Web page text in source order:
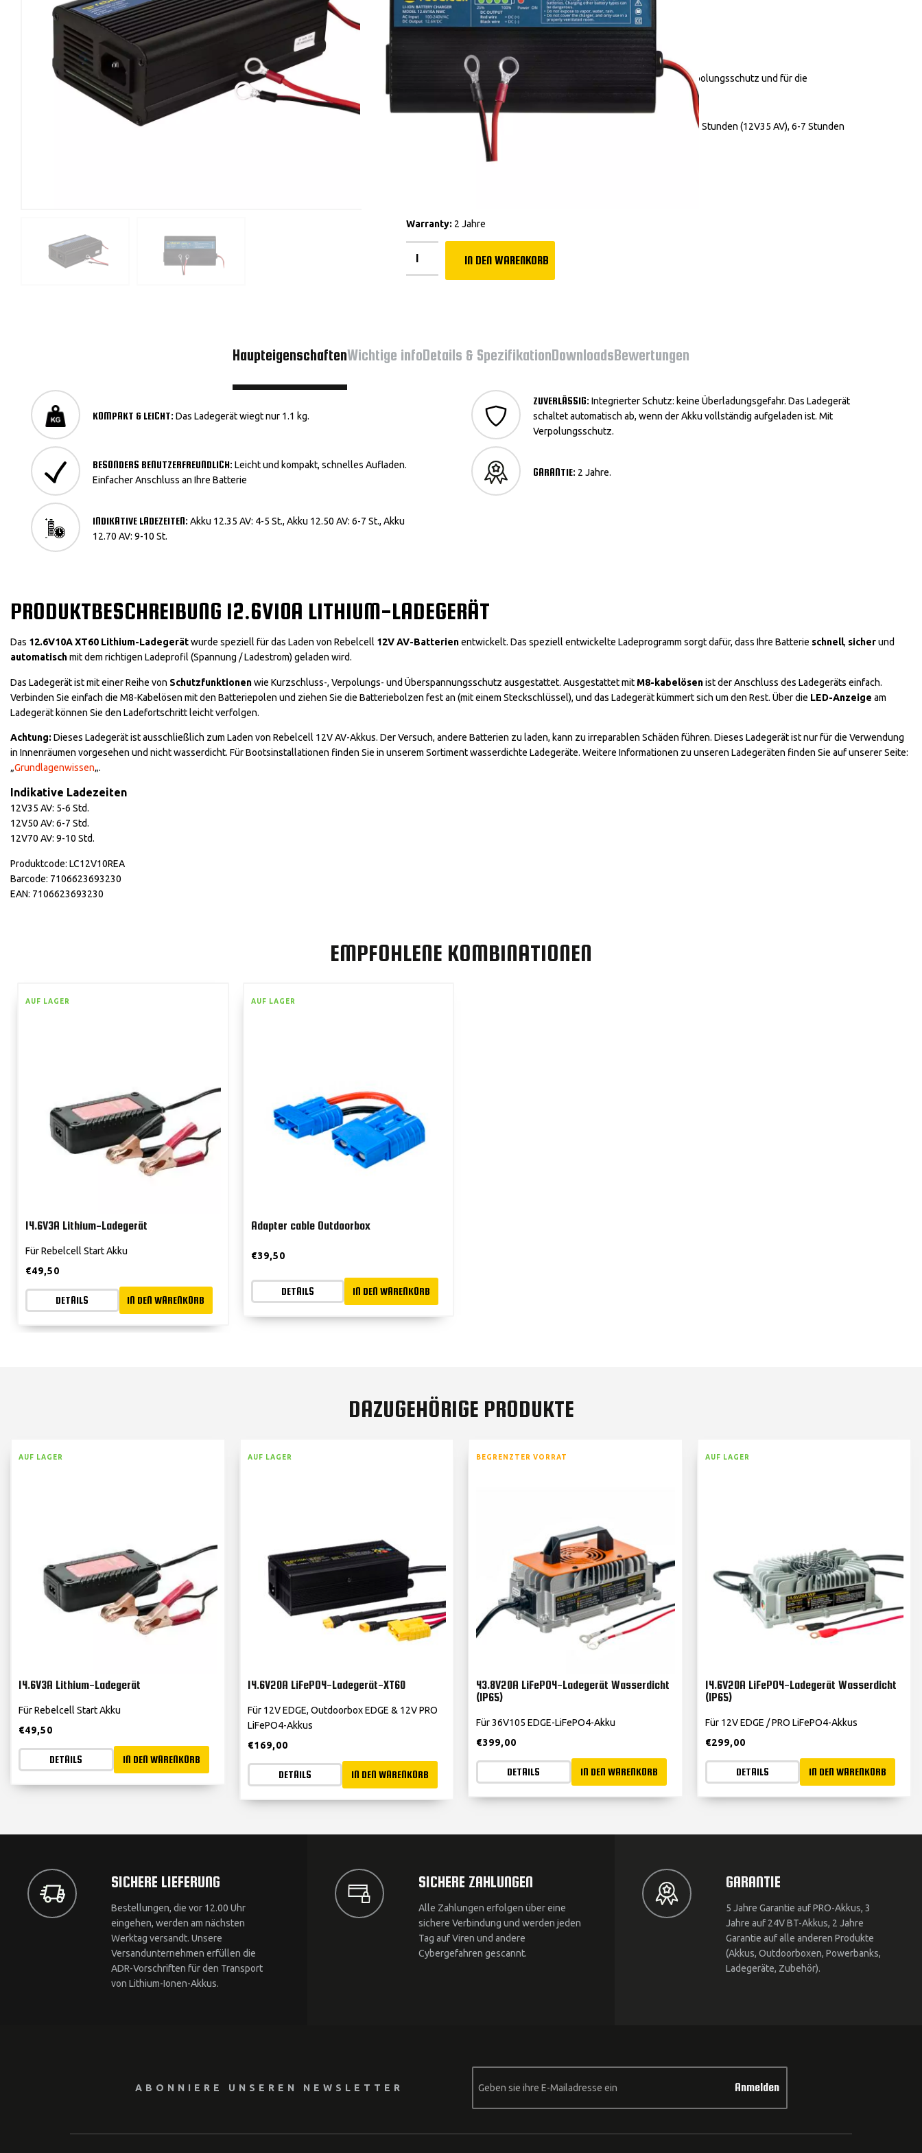
das Ladegerät wiegt nur 1.1 kg
Sicher im Gebrauch:
keine Überladungsgefahr, mit Verpolungsschutz und für die
Verwendung in Innenräumen geeignet
Schnellladen:
vollständiges Aufladen innerhalb von 4-5 Stunden (12V35 AV), 6-7 Stunden
(12.50 AV), 9-10 Stunden (12.70 AV)
Warranty: 2 Jahre
IN DEN WARENKORB
HaupteigenschaftenWichtige info Details & Spezifikation Downloads Bewertungen
KOMPAKT & LEICHT: Das Ladegerät wiegt nur 1.1 kg.
BESONDERS BENUTZERFREUNDLICH: Leicht und kompakt, schnelles Aufladen.
Einfacher Anschluss an Ihre Batterie
INDIKATIVE LADEZEITEN: Akku 12.35 AV: 4-5 St., Akku 12.50 AV: 6-7 St., Akku
12.70 AV: 9-10 St.
ZUVERLÄSSIG: Integrierter Schutz: keine Überladungsgefahr. Das Ladegerät
schaltet automatisch ab, wenn der Akku vollständig aufgeladen ist. Mit
Verpolungsschutz.
GARANTIE: 2 Jahre.
PRODUKTBESCHREIBUNG 12.6V10A LITHIUM-LADEGERÄT
Das 12.6V10A XT60 Lithium-Ladegerätwurde speziell für das Laden von Rebelcell 12V AV-Batterienentwickelt. Das speziell entwickelte Ladeprogramm sorgt dafür, dass Ihre Batterie schnell, sicherund
automatischmit dem richtigen Ladeprofil (Spannung / Ladestrom) geladen wird.
Das Ladegerät ist mit einer Reihe von Schutzfunktionenwie Kurzschluss-, Verpolungs- und Überspannungsschutz ausgestattet. Ausgestattet mit M8-kabelösenist der Anschluss des Ladegeräts einfach.
Verbinden Sie einfach die M8-Kabelösen mit den Batteriepolen und ziehen Sie die Batteriebolzen fest an (mit einem Steckschlüssel), und das Ladegerät kümmert sich um den Rest. Über die LED-Anzeige am
Ladegerät können Sie den Ladefortschritt leicht verfolgen.
Achtung: Dieses Ladegerät ist ausschließlich zum Laden von Rebelcell 12V AV-Akkus. Der Versuch, andere Batterien zu laden, kann zu irreparablen Schäden führen. Dieses Ladegerät ist nur für die Verwendung
in Innenräumen vorgesehen und nicht wasserdicht. Für Bootsinstallationen finden Sie in unserem Sortiment wasserdichte Ladegeräte. Weitere Informationen zu unseren Ladegeräten finden Sie auf unserer Seite:
„Grundlagenwissen„.
Indikative Ladezeiten
12V35 AV: 5-6 Std.
12V50 AV: 6-7 Std.
12V70 AV: 9-10 Std.
Produktcode: LC12V10REA
Barcode: 7106623693230
EAN: 7106623693230
EMPFOHLENE KOMBINATIONEN
AUF LAGER
14.6V3A Lithium-Ladegerät
Für Rebelcell Start Akku
€49,50
DETAILS IN DEN WARENKORB
AUF LAGER
Adapter cable Outdoorbox
€39,50
DETAILS IN DEN WARENKORB
DAZUGEHÖRIGE PRODUKTE
AUF LAGER
14.6V3A Lithium-Ladegerät
Für Rebelcell Start Akku
€49,50
DETAILS IN DEN WARENKORB
AUF LAGER
14.6V20A LiFePO4-Ladegerät-XT60
Für 12V EDGE, Outdoorbox EDGE & 12V PRO
LiFePO4-Akkus
€169,00
DETAILS IN DEN WARENKORB
BEGRENZTER VORRAT
43.8V20A LiFePO4-Ladegerät Wasserdicht
(IP65)
Für 36V105 EDGE-LiFePO4-Akku
€399,00
DETAILS IN DEN WARENKORB
AUF LAGER
14.6V20A LiFePO4-Ladegerät Wasserdicht
(IP65)
Für 12V EDGE / PRO LiFePO4-Akkus
€299,00
DETAILS IN DEN WARENKORB
SICHERE LIEFERUNG
Bestellungen, die vor 12.00 Uhr
eingehen, werden am nächsten
Werktag versandt. Unsere
Versandunternehmen erfüllen die
ADR-Vorschriften für den Transport
von Lithium-Ionen-Akkus.
SICHERE ZAHLUNGEN
Alle Zahlungen erfolgen über eine
sichere Verbindung und werden jeden
Tag auf Viren und andere
Cybergefahren gescannt.
GARANTIE
5 Jahre Garantie auf PRO-Akkus, 3
Jahre auf 24V BT-Akkus, 2 Jahre
Garantie auf alle anderen Produkte
(Akkus, Outdoorboxen, Powerbanks,
Ladegeräte, Zubehör).
ABONNIERE UNSEREN NEWSLETTER Anmelden